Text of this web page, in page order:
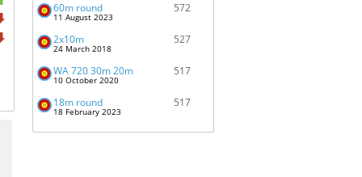
60m round
11 August 2023
572
2x10m
24 March 2018
527
WA 720 30m 20m
10 October 2020
517
18m round
18 February 2023
517